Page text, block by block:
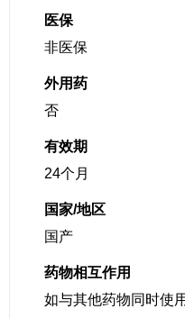
医保
非医保
外用药
否
有效期
24个月
国家/地区
国产
药物相互作用
如与其他药物同时使